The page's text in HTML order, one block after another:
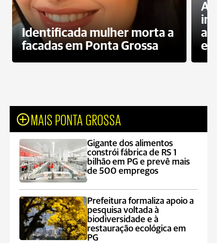
Identificada mulher morta a
facadas em Ponta Grossa
MAIS PONTA GROSSA
Gigante dos alimentos
constrói fábrica de RS 1
bilhão em PG e prevê mais
de 500 empregos
Prefeitura formaliza apoio a
pesquisa voltada à
biodiversidade e à
restauração ecológica em
PG